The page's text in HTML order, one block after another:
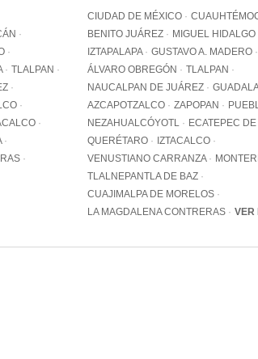
TLALPAN
CIUDAD DE MÉXICO
BENITO JUÁREZ
MIGUEL HIDALGO
IZTAPALAPA
GUSTAVO A. MADERO
ÁLVARO OBREGÓN
TLALPAN
NAUCALPAN DE JUÁREZ
AZCAPOTZALCO
ZAPOPAN
NEZAHUALCÓYOTL
ECATEPEC
QUERÉTARO
IZTACALCO
VENUSTIANO CARRANZA
TLALNEPANTLA DE BAZ
CUAJIMALPA DE MORELOS
LA MAGDALENA CONTRERAS
VER